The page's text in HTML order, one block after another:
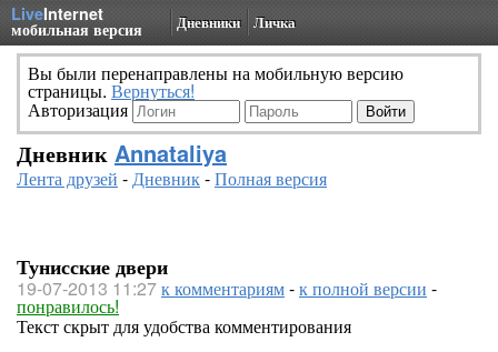
LiveInternet
мобильная версия Дневники Личка
Вы были перенаправлены на мобильную версию
страницы. Вернуться!
Авторизация
Дневник Annataliya
Лента друзей -Дневник-Полная версия
Тунисские двери
19-07-2013 11:27к комментариям-к полной версии -
понравилось!
Текст скрыт для удобства комментирования